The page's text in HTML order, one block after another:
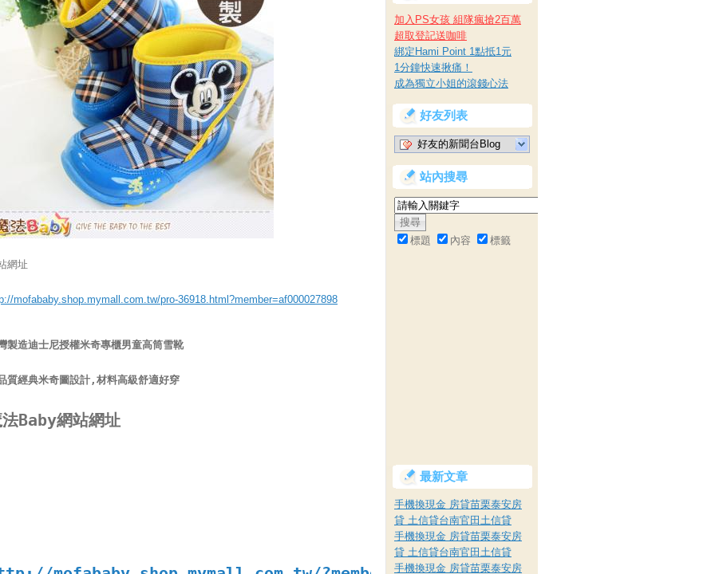
網址
mofababy.shop.mymall.com.tw/pro-36918.html?member=af000027898
製造迪士尼授權米奇專櫃男童高筒雪靴
質經典米奇圖設計,材料高級舒適好穿
Baby網站網址
加入PS女孩 組隊瘋搶2百萬
超取登記送咖啡
綁定Hami Point 1點抵1元
1分鐘快速揪痛！
成為獨立小姐的滾錢心法
好友列表
好友的新聞台Blog
站內搜尋
標題 內容 標籤
最新文章
手機換現金 房貸苗栗泰安房
貸 土信貸台南官田土信貸
手機換現金 房貸苗栗泰安房
貸 土信貸台南官田土信貸
手機換現金 房貸苗栗泰安房